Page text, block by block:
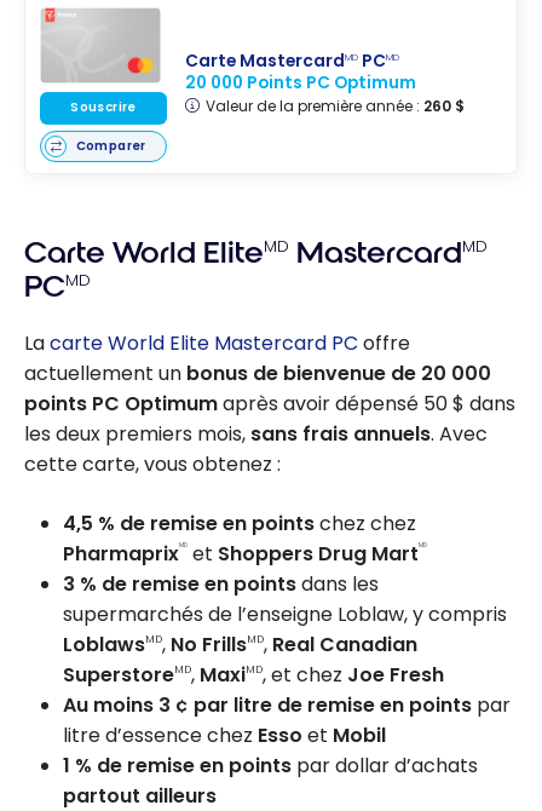
Carte MastercardMD PCMD
20 000 Points PC Optimum
Valeur de la première année : 260 $
Souscrire
Comparer
Carte World EliteMD MastercardMD
PCMD
Lacarte World Elite Mastercard PC offre
actuellement un bonus de bienvenue de 20 000
points PC Optimumaprès avoir dépensé 50 $ dans
les deux premiers mois, sans frais annuels. Avec
cette carte, vous obtenez :
4,5 % de remise en pointschez chez
PharmaprixMD et Shoppers Drug MartMD
3 % de remise en pointsdans les
supermarchés de l’enseigne Loblaw, y compris
LoblawsMD, No FrillsMD, Real Canadian
SuperstoreMD, MaxiMD, et chez Joe Fresh
Au moins 3 ¢ par litre de remise en points par
litre d’essence chez Esso et Mobil
1 % de remise en points par dollar d’achats
partout ailleurs